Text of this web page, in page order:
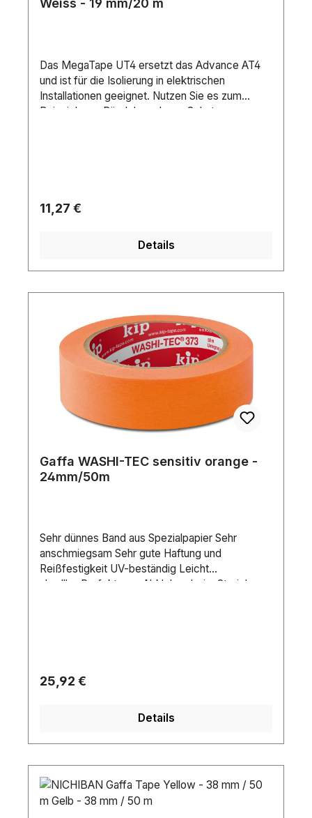
Weiss - 19 mm/20 m
Das MegaTape UT4 ersetzt das Advance AT4
und ist für die Isolierung in elektrischen
Installationen geeignet. Nutzen Sie es zum
Beispiel zum Bündeln und zum Schutz von
werden.Tape-Typ: PVCKern (Material):
PlasticFarbe: WhiteLänge (m): 20 mBreite
Regulärer Preis:
11,27 €
Details
Gaffa WASHI-TEC sensitiv orange -
24mm/50m
Sehr dünnes Band aus Spezialpapier Sehr
anschmiegsam Sehr gute Haftung und
Reißfestigkeit UV-beständig Leicht
abrollbarPerfekt zum Abkleben beim Streichen.
Regulärer Preis:
25,92 €
Details